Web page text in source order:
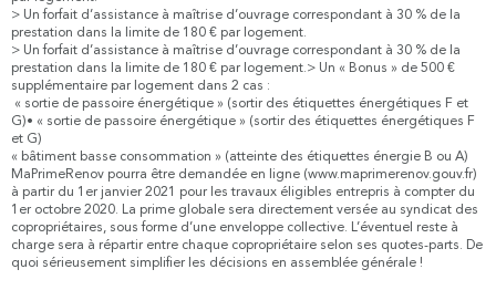
> Un forfait d’assistance à maîtrise d’ouvrage correspondant à 30 % de la
prestation dans la limite de 180 € par logement.
> Un forfait d’assistance à maîtrise d’ouvrage correspondant à 30 % de la
prestation dans la limite de 180 € par logement.> Un « Bonus » de 500 €
supplémentaire par logement dans 2 cas :
« sortie de passoire énergétique » (sortir des étiquettes énergétiques F et
G)• « sortie de passoire énergétique » (sortir des étiquettes énergétiques F
et G)
« bâtiment basse consommation » (atteinte des étiquettes énergie B ou A)
MaPrimeRenov pourra être demandée en ligne (www.maprimerenov.gouv.fr)
à partir du 1er janvier 2021 pour les travaux éligibles entrepris à compter du
1er octobre 2020. La prime globale sera directement versée au syndicat des
copropriétaires, sous forme d’une enveloppe collective. L’éventuel reste à
charge sera à répartir entre chaque copropriétaire selon ses quotes-parts. De
quoi sérieusement simplifier les décisions en assemblée générale !